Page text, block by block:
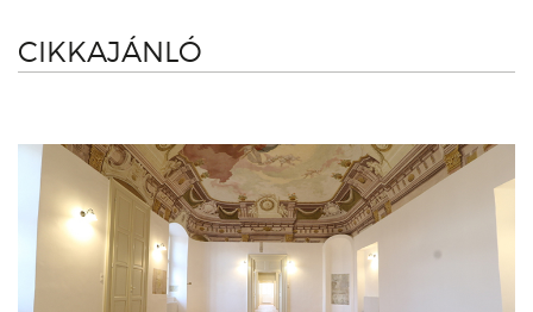
CIKKAJÁNLÓ